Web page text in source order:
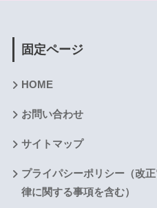
固定ページ
HOME
お問い合わせ
サイトマップ
プライパシーポリシー（改
律に関する事項を含む）